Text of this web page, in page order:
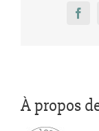
À propos